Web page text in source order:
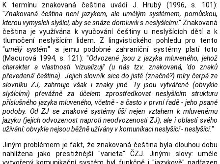
K termínu znakovaná čeština uvádí J. Hrubý (1996, s. 101):
"Znakovaná čeština není jazykem, ale umělým systémem, pomůckou,
kterou vymysleli slyšící, aby se snáze domluvili s neslyšícími." Znakovaná
čeština je využívána k vyučování češtiny u neslyšících dětí a k
tlumočení neslyšícím lidem. Z lingvistického pohledu pro tento
"umělý systém" a jemu podobné zahraniční systémy platí toto
(Macurová 1994, s. 121): "Odvozené jsou z jazyka mluveného, jehož
charakter a vlastnosti 'vizualizují' (u nás tzv. znakovaná, 'do znaků
převedená' čeština). Jejich slovník sice do jisté (značné?) míry čerpá ze
slovníku ZJ, zahrnuje však i znaky jiné. Ty jsou vytvářené (obvykle
slyšícími) převážně za účelem zprostředkovat neslyšícím strukturu
příslušného jazyka mluveného, včetně - a často v první řadě - jeho psané
podoby. Od ZJ se znakové systémy liší nejen vztahem k mluvenému
jazyku (jejich odvozenost naproti neodvozenosti ZJ), ale i oblastí svého
užívání: obvykle nejsou běžně užívány v komunikaci neslyšící - neslyšící."
Jiným problémem je fakt, že znakovaná čeština byla dlouhou dobu
nahlížena jako prestižnější "varieta" ČZJ. Jinými slovy: uměle
vytvořený komunikační systém byl funkčně i "jazykově" nadřazen